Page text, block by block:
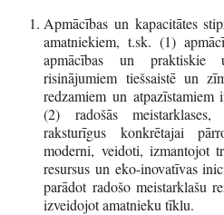
Apmācības un kapacitātes
amatniekiem, t.sk. (1)
apmācības un praktiskie
risinājumiem tiešsaistē un
redzamiem un atpazīstamiem
(2) radošās
raksturīgus konkrētajai
moderni, veidoti, izmantojot
resursus un eko-inovatīvas
parādot radošo meistarklašu
izveidojot amatnieku tīklu.